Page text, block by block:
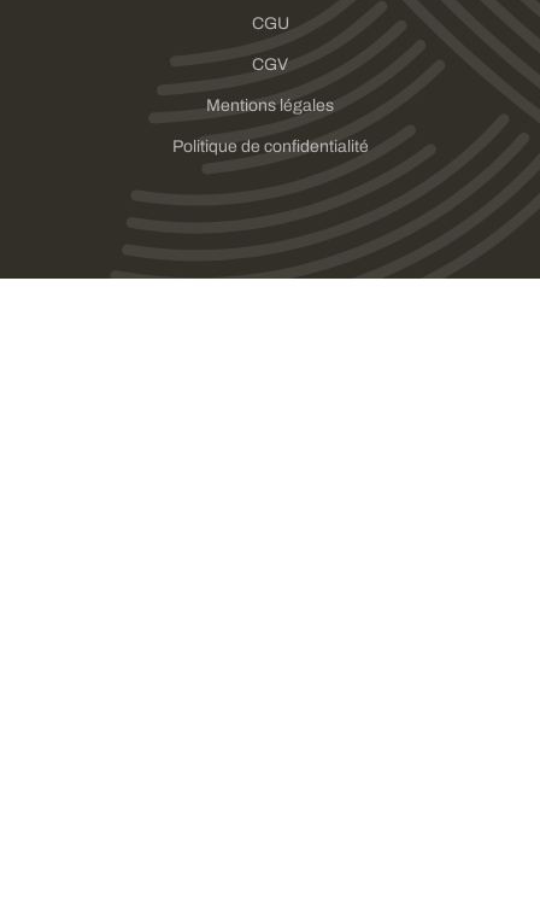
CGU
CGV
Mentions légales
Politique de confidentialité